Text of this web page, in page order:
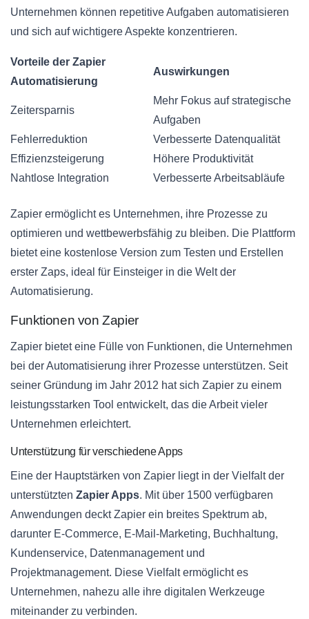
Unternehmen können repetitive Aufgaben automatisieren
und sich auf wichtigere Aspekte konzentrieren.
Vorteile der Zapier
Automatisierung
Auswirkungen
Zeitersparnis
Mehr Fokus auf strategische
Aufgaben
Fehlerreduktion
Verbesserte Datenqualität
Effizienzsteigerung
Höhere Produktivität
Nahtlose Integration
Verbesserte Arbeitsabläufe
Zapier ermöglicht es Unternehmen, ihre Prozesse zu
optimieren und wettbewerbsfähig zu bleiben. Die Plattform
bietet eine kostenlose Version zum Testen und Erstellen
erster Zaps, ideal für Einsteiger in die Welt der
Automatisierung.
Funktionen von Zapier
Zapier bietet eine Fülle von Funktionen, die Unternehmen
bei der Automatisierung ihrer Prozesse unterstützen. Seit
seiner Gründung im Jahr 2012 hat sich Zapier zu einem
leistungsstarken Tool entwickelt, das die Arbeit vieler
Unternehmen erleichtert.
Unterstützung für verschiedene Apps
Eine der Hauptstärken von Zapier liegt in der Vielfalt der
unterstützten Zapier Apps. Mit über 1500 verfügbaren
Anwendungen deckt Zapier ein breites Spektrum ab,
darunter E-Commerce, E-Mail-Marketing, Buchhaltung,
Kundenservice, Datenmanagement und
Projektmanagement. Diese Vielfalt ermöglicht es
Unternehmen, nahezu alle ihre digitalen Werkzeuge
miteinander zu verbinden.